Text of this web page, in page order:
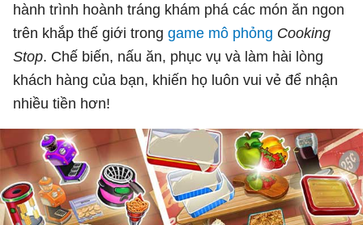
hành trình hoành tráng khám phá các món ăn ngon
trên khắp thế giới trong game mô phỏng Cooking
Stop. Chế biến, nấu ăn, phục vụ và làm hài lòng
khách hàng của bạn, khiến họ luôn vui vẻ để nhận
nhiều tiền hơn!